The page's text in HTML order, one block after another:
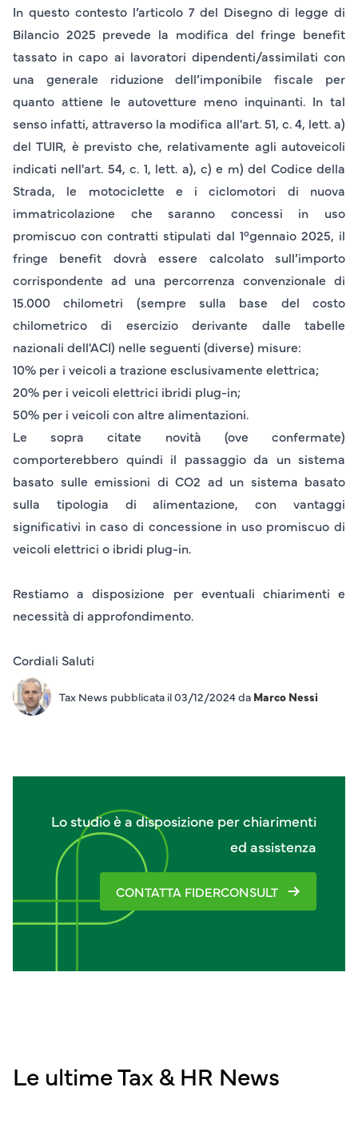
In questo contesto l’articolo 7 del Disegno di legge di
Bilancio 2025 prevede la modifica del fringe benefit
tassato in capo ai lavoratori dipendenti/assimilati con
una generale riduzione dell’imponibile fiscale per
quanto attiene le autovetture meno inquinanti. In tal
senso infatti, attraverso la modifica all'art. 51, c. 4, lett. a)
del TUIR, è previsto che, relativamente agli autoveicoli
indicati nell'art. 54, c. 1, lett. a), c) e m) del Codice della
Strada, le motociclette e i ciclomotori di nuova
immatricolazione che saranno concessi in uso
promiscuo concontratti stipulati dal 1°gennaio 2025, il
fringe benefit dovrà essere calcolato sull’importo
corrispondente ad una percorrenza convenzionale di
15.000 chilometri (sempre sulla base del costo
chilometrico di esercizio derivante dalle tabelle
nazionali dell'ACI) nelle seguenti (diverse) misure:
10% per i veicoli a trazione esclusivamente elettrica;
20% per i veicoli elettrici ibridi plug-in;
50% per i veicoli con altre alimentazioni.
Le sopra citate novità (ove confermate)
comporterebbero quindi il passaggio da un sistema
basato sulle emissioni di CO2 ad un sistema basato
sulla tipologia di alimentazione, con vantaggi
significativi in caso di concessione in uso promiscuo di
veicoli elettrici o ibridi plug-in.
Restiamo a disposizione per eventuali chiarimenti e
necessità di approfondimento.
Cordiali Saluti
Tax News pubblicata il 03/12/2024 da Marco Nessi
Lo studio è a disposizione per chiarimenti
ed assistenza
CONTATTA FIDERCONSULT
Le ultime Tax & HR News